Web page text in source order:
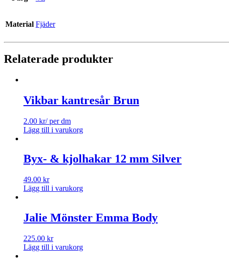
Material Fjäder
Relaterade produkter
Vikbar kantresår Brun
2.00 kr/ per dm
Lägg till i varukorg
Byx- & kjolhakar 12 mm Silver
49.00 kr
Lägg till i varukorg
Jalie Mönster Emma Body
225.00 kr
Lägg till i varukorg